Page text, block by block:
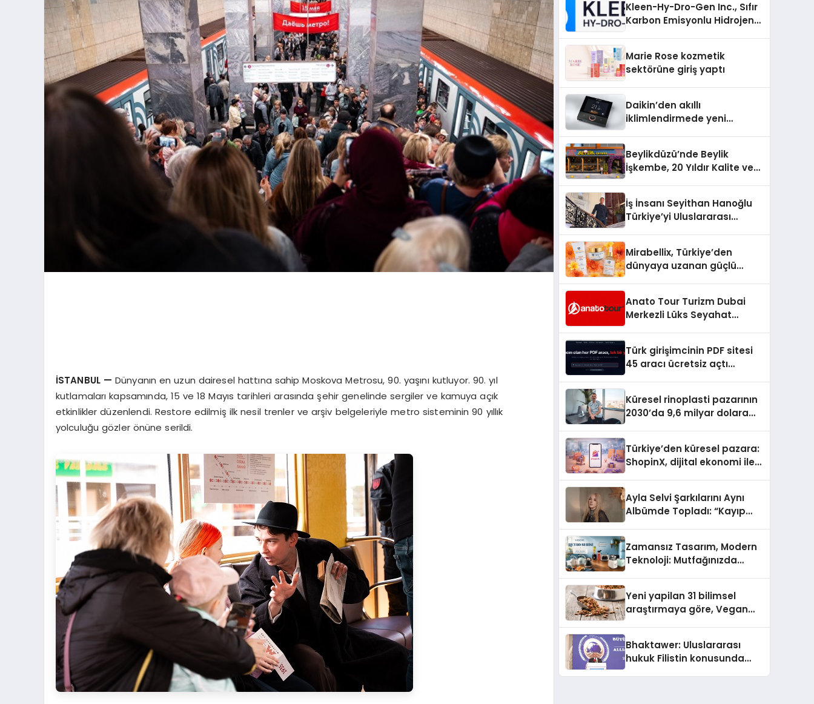
İSTANBUL — Dünyanın en uzun dairesel hattına sahip Moskova Metrosu, 90. yaşını kutluyor. 90. yıl
kutlamaları kapsamında, 15 ve 18 Mayıs tarihleri arasında şehir genelinde sergiler ve kamuya açık
etkinlikler düzenlendi. Restore edilmiş ilk nesil trenler ve arşiv belgeleriyle metro sisteminin 90 yıllık
yolculuğu gözler önüne serildi.
Kleen-Hy-Dro-Gen Inc., Sıfır
Karbon Emisyonlu Hidrojen
Aldı
Marie Rose kozmetik
sektörüne giriş yaptı
Daikin’den akıllı
iklimlendirmede yeni
Beylikdüzü’nde Beylik
İşkembe, 20 Yıldır Kalite ve
İş İnsanı Seyithan Hanoğlu
Türkiye’yi Uluslararası
Mirabellix, Türkiye’den
dünyaya uzanan güçlü
Anato Tour Turizm Dubai
Merkezli Lüks Seyahat
Türk girişimcinin PDF sitesi
45 aracı ücretsiz açtı
Küresel rinoplasti pazarının
2030’da 9,6 milyar dolara
Türkiye’den küresel pazara:
ShopinX, dijital ekonomi ile
Ayla Selvi Şarkılarını Aynı
Albümde Topladı: “Kayıp
Zamansız Tasarım, Modern
Teknoloji: Mutfağınızda
Yeni yapilan 31 bilimsel
araştırmaya göre, Vegan
Sindirildiğini Ortaya Koydu
Bhaktawer: Uluslararası
hukuk Filistin konusunda